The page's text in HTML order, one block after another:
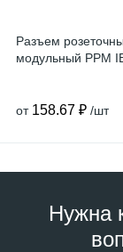
Разъем
модульный РРМ
от 158.67 ₽ /шт
Нужна